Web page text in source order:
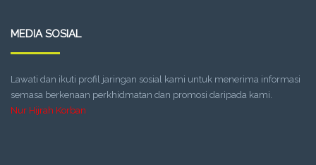
MEDIA SOSIAL
Lawati dan ikuti profil jaringan sosial kami untuk menerima informasi
semasa berkenaan perkhidmatan dan promosi daripada kami.
Nur Hijrah Korban